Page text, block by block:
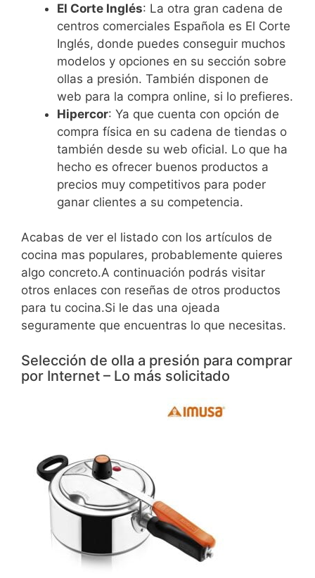
El Corte Inglés: La otra gran cadena de
centros comerciales Española es El Corte
Inglés, donde puedes conseguir muchos
modelos y opciones en su sección sobre
ollas a presión. También disponen de
web para la compra online, si lo prefieres.
Hipercor: Ya que cuenta con opción de
compra física en su cadena de tiendas o
también desde su web oficial. Lo que ha
hecho es ofrecer buenos productos a
precios muy competitivos para poder
ganar clientes a su competencia.
Acabas de ver el listado con los artículos de
cocina mas populares, probablemente quieres
algo concreto.A continuación podrás visitar
otros enlaces con reseñas de otros productos
para tu cocina.Si le das una ojeada
seguramente que encuentras lo que necesitas.
Selección de olla a presión para comprar
por Internet – Lo más solicitado